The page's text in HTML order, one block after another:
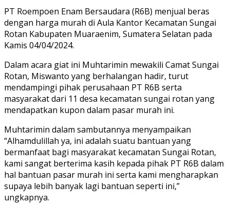
PT Roempoen Enam Bersaudara (R6B) menjual beras
dengan harga murah di Aula Kantor Kecamatan Sungai
Rotan Kabupaten Muaraenim, Sumatera Selatan pada
Kamis 04/04/2024.
Dalam acara giat ini Muhtarimin mewakili Camat Sungai
Rotan, Miswanto yang berhalangan hadir, turut
mendampingi pihak perusahaan PT R6B serta
masyarakat dari 11 desa kecamatan sungai rotan yang
mendapatkan kupon dalam pasar murah ini.
Muhtarimin dalam sambutannya menyampaikan
“Alhamdulillah ya, ini adalah suatu bantuan yang
bermanfaat bagi masyarakat kecamatan Sungai Rotan,
kami sangat berterima kasih kepada pihak PT R6B dalam
hal bantuan pasar murah ini serta kami mengharapkan
supaya lebih banyak lagi bantuan seperti ini,”
ungkapnya.